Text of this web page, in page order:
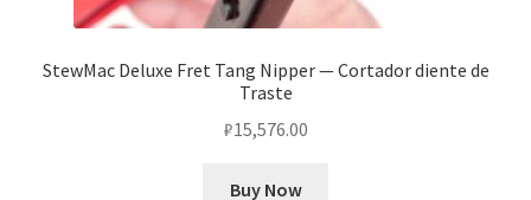
StewMac Deluxe Fret Tang Nipper — Cortador diente de
Traste
₽15,576.00
Buy Now